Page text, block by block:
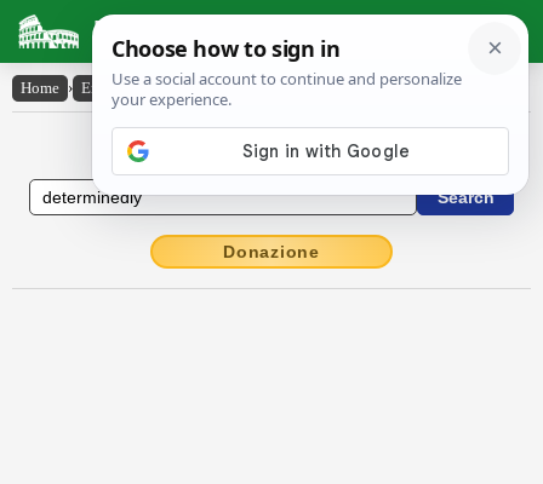
Latin Dictionary
Home › English-Latin › determinedly
English to Latin Dictionary
Donazione